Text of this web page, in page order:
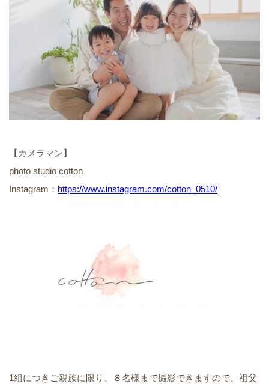
【カメラマン】
photo studio cotton
Instagram： https://www.instagram.com/cotton_0510/
1組につきご親族に限り、８名様まで撮影できますので、祖父